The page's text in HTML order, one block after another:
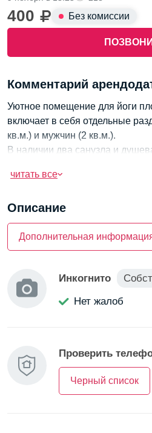
400 Без комиссии
Описание
Тип зала —под фитнес
Дополнительная
Комментарий
Уютное помещение для йоги
включает в себя отдельные
кв.м.) и мужчин (2 кв.м.).
В наличии два санузла и
выполнено в современном
занятий йогой.
Вход только в специальной
читать все
Инкогнито
Нет жалоб
Проверить
Черный список